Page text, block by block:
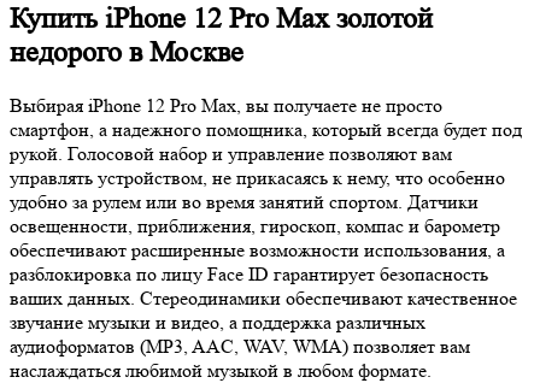
Купить iPhone 12 Pro Max золотой
недорого в Москве
Выбирая iPhone 12 Pro Max, вы получаете не просто
смартфон, а надежного помощника, который всегда будет под
рукой. Голосовой набор и управление позволяют вам
управлять устройством, не прикасаясь к нему, что особенно
удобно за рулем или во время занятий спортом. Датчики
освещенности, приближения, гироскоп, компас и барометр
обеспечивают расширенные возможности использования, а
разблокировка по лицу Face ID гарантирует безопасность
ваших данных. Стереодинамики обеспечивают качественное
звучание музыки и видео, а поддержка различных
аудиоформатов (MP3, AAC, WAV, WMA) позволяет вам
наслаждаться любимой музыкой в любом формате.